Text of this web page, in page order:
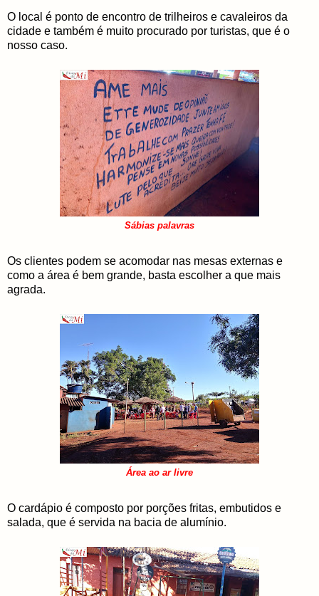
O local é ponto de encontro de trilheiros e cavaleiros da
cidade e também é muito procurado por turistas, que é o
nosso caso.
Sábias palavras
Os clientes podem se acomodar nas mesas externas e
como a área é bem grande, basta escolher a que mais
agrada.
Área ao ar livre
O cardápio é composto por porções fritas, embutidos e
salada, que é servida na bacia de alumínio.